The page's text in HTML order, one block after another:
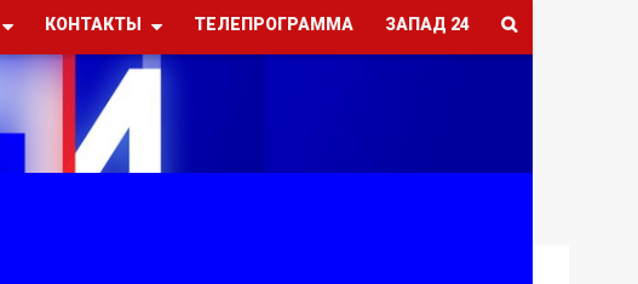
КОНТАКТЫ ТЕЛЕПРОГРАММА ЗАПАД 24